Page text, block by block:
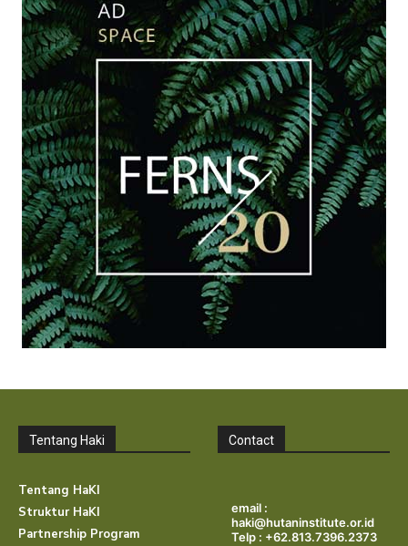
Tentang Haki
Tentang HaKI
Struktur HaKI
Partnership Program
Contact
email :
haki@hutaninstitute.or.id
Telp : +62.813.7396.2373